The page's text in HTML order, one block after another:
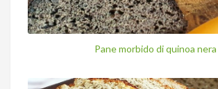
Pane morbido di quinoa nera